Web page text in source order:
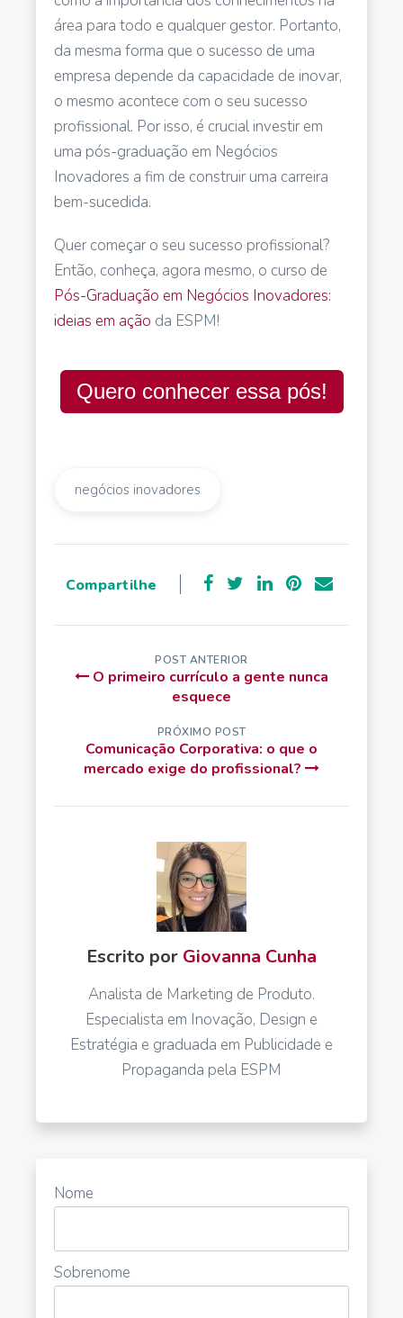
área para todo e qualquer gestor. Portanto,
da mesma forma que o sucesso de uma
empresa depende da capacidade de inovar,
o mesmo acontece com o seu sucesso
profissional. Por isso, é crucial investir em
uma pós-graduação em Negócios
Inovadores a fim de construir uma carreira
bem-sucedida.
Quer começar o seu sucesso profissional?
Então, conheça, agora mesmo, o curso de
Pós-Graduação em Negócios Inovadores:
ideias em ação da ESPM!
Quero conhecer essa pós!
negócios inovadores
Compartilhe
POST ANTERIOR
O primeiro currículo a gente nunca
esquece
PRÓXIMO POST
Comunicação Corporativa: o que o
mercado exige do profissional?
Escrito por Giovanna Cunha
Analista de Marketing de Produto.
Especialista em Inovação, Design e
Estratégia e graduada em Publicidade e
Propaganda pela ESPM
Nome
Sobrenome